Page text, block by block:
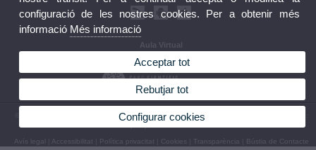
Aula Virtual
© 2026 UV. - Av. Vicent Andrés Estellés, 19. 46100 Burjassot. València. Espanya. Telèfon:
(+34) 96 354 33 07
Avís legal Accessibilitat Política privacitat Cookies Transparència Bústia de Contacte
configuració de les nostres cookies. Per a obtenir més
informació Més informació
Acceptar tot
Rebutjar tot
Configurar cookies